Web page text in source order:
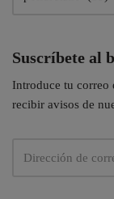
Suscríbete al
Introduce tu correo
recibir avisos de